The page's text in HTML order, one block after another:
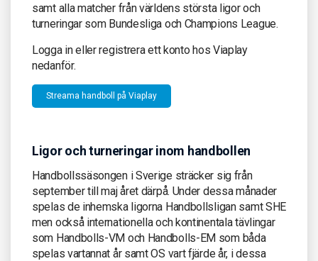
samt alla matcher från världens största ligor och
turneringar som Bundesliga och Champions League.
Logga in eller registrera ett konto hos Viaplay
nedanför.
Streama handboll på Viaplay
Ligor och turneringar inom handbollen
Handbollssäsongen i Sverige sträcker sig från
september till maj året därpå. Under dessa månader
spelas de inhemska ligorna Handbollsligan samt SHE
men också internationella och kontinentala tävlingar
som Handbolls-VM och Handbolls-EM som båda
spelas vartannat år samt OS vart fjärde år, i dessa